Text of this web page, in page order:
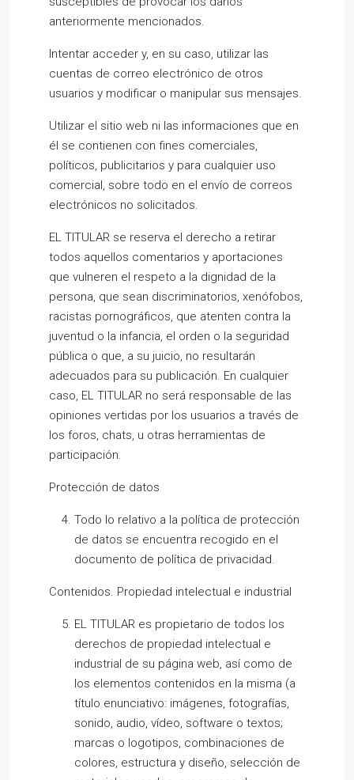
anteriormente mencionados.
Intentar acceder y, en su caso, utilizar las
cuentas de correo electrónico de otros
usuarios y modificar o manipular sus mensajes.
Utilizar el sitio web ni las informaciones que en
él se contienen con fines comerciales,
políticos, publicitarios y para cualquier uso
comercial, sobre todo en el envío de correos
electrónicos no solicitados.
EL TITULAR se reserva el derecho a retirar
todos aquellos comentarios y aportaciones
que vulneren el respeto a la dignidad de la
persona, que sean discriminatorios, xenófobos,
racistas pornográficos, que atenten contra la
juventud o la infancia, el orden o la seguridad
pública o que, a su juicio, no resultarán
adecuados para su publicación. En cualquier
caso, EL TITULAR no será responsable de las
opiniones vertidas por los usuarios a través de
los foros, chats, u otras herramientas de
participación.
Protección de datos
Todo lo relativo a la política de protección
de datos se encuentra recogido en el
documento de política de privacidad.
Contenidos. Propiedad intelectual e industrial
EL TITULAR es propietario de todos los
derechos de propiedad intelectual e
industrial de su página web, así como de
los elementos contenidos en la misma (a
título enunciativo: imágenes, fotografías,
sonido, audio, vídeo, software o textos;
marcas o logotipos, combinaciones de
colores, estructura y diseño, selección de